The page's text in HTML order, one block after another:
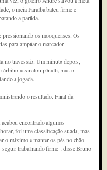
o meia Paraíba bateu firme e
a partida.
os mooquenses. Os
para ampliar o marcador.
no travessão. Um minuto depois,
árbitro assinalou pênalti, mas o
a jogada.
o resultado. Final da
encontrado algumas
foi uma classificação suada, mas
o máximo e manter os pés no chão.
seguir trabalhando firme", disse Bruno